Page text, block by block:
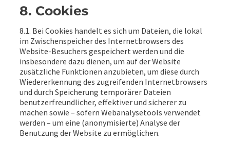
8. Cookies
8.1. Bei Cookies handelt es sich um Dateien, die lokal
im Zwischenspeicher des Internetbrowsers des
Website-Besuchers gespeichert werden und die
insbesondere dazu dienen, um auf der Website
zusätzliche Funktionen anzubieten, um diese durch
Wiedererkennung des zugreifenden Internetbrowsers
und durch Speicherung temporärer Dateien
benutzerfreundlicher, effektiver und sicherer zu
machen sowie – sofern Webanalysetools verwendet
werden – um eine (anonymisierte) Analyse der
Benutzung der Website zu ermöglichen.